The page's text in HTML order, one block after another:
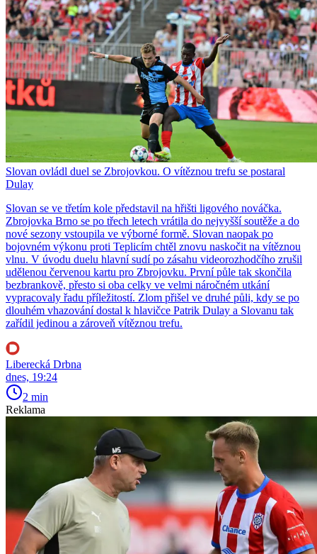
Slovan ovládl duel se Zbrojovkou. O vítěznou trefu se postaral
Dulay
Slovan se ve třetím kole představil na hřišti ligového nováčka.
Zbrojovka Brno se po třech letech vrátila do nejvyšší soutěže a do
nové sezony vstoupila ve výborné formě. Slovan naopak po
bojovném výkonu proti Teplicím chtěl znovu naskočit na vítěznou
vlnu. V úvodu duelu hlavní sudí po zásahu videorozhodčího zrušil
udělenou červenou kartu pro Zbrojovku. První půle tak skončila
bezbrankově, přesto si oba celky ve velmi náročném utkání
vypracovaly řadu příležitostí. Zlom přišel ve druhé půli, kdy se po
dlouhém vhazování dostal k hlavičce Patrik Dulay a Slovanu tak
zařídil jedinou a zároveň vítěznou trefu.
Liberecká Drbna
dnes, 19:24
2 min
Reklama